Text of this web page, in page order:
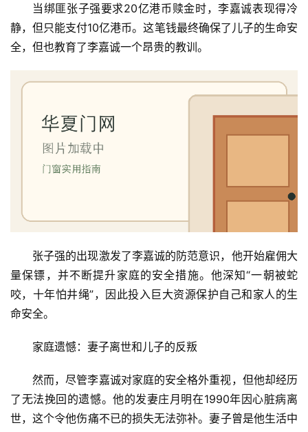
首
页
卧
室
当绑匪张子强要求20亿港币赎金时，李嘉诚表现得冷
静，但只能支付10亿港币。这笔钱最终确保了儿子的生命安
全，但也教育了李嘉诚一个昂贵的教训。
张子强的出现激发了李嘉诚的防范意识，他开始雇佣大
量保镖，并不断提升家庭的安全措施。他深知“一朝被蛇
咬，十年怕井绳”，因此投入巨大资源保护自己和家人的生
命安全。
家庭遗憾：妻子离世和儿子的反叛
然而，尽管李嘉诚对家庭的安全格外重视，但他却经历
了无法挽回的遗憾。他的发妻庄月明在1990年因心脏病离
世，这个令他伤痛不已的损失无法弥补。妻子曾是他生活中